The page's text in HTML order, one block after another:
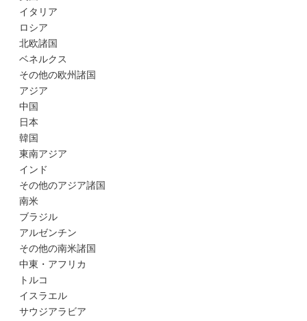
イタリア
ロシア
北欧諸国
ベネルクス
その他の欧州諸国
アジア
中国
日本
韓国
東南アジア
インド
その他のアジア諸国
南米
ブラジル
アルゼンチン
その他の南米諸国
中東・アフリカ
トルコ
イスラエル
サウジアラビア